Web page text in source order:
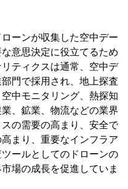
ーンが収集した空中デー
意思決定に役立てるため
ティクスは通常、空中デ
門で採用され、地上探査
中モニタリング、熱探知
、鉱業、物流などの業界
の需要の高まり、安全で
まり、重要なインフラア
ールとしてのドローンの
場の成長を促進していま